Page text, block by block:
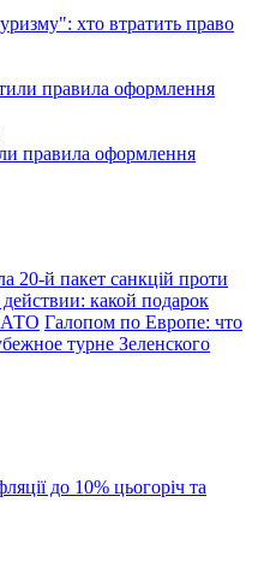
хто втратить право
правила оформлення
20-й пакет санкцій проти
какой подарок
Галопом по Европе: что
турне Зеленского
до 10% цьогоріч та